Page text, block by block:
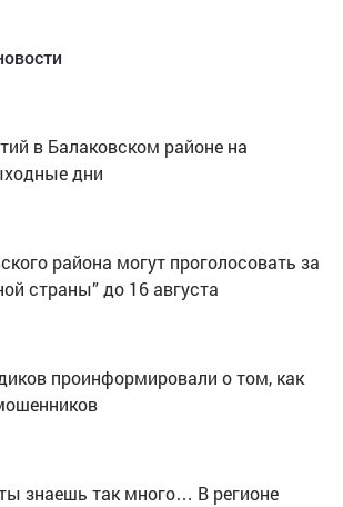
в Балаковском районе на
дни
района могут проголосовать за
страны” до 16 августа
проинформировали о том, как
знаешь так много… В регионе